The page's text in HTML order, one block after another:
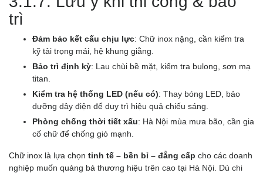
trì
Đảm bảo kết cấu chịu lực: Chữ inox nặng, cần kiểm tra
kỹ tải trọng mái, hệ khung giằng.
Bảo trì định kỳ: Lau chùi bề mặt, kiểm tra bulong, sơn mạ
titan.
Kiểm tra hệ thống LED (nếu có): Thay bóng LED, bảo
dưỡng dây điện để duy trì hiệu quả chiếu sáng.
Phòng chống thời tiết xấu: Hà Nội mùa mưa bão, cần gia
cố chữ để chống gió mạnh.
Chữ inox là lựa chọn tinh tế – bền bỉ – đẳng cấp cho các doanh
nghiệp muốn quảng bá thương hiệu trên cao tại Hà Nội. Dù chi